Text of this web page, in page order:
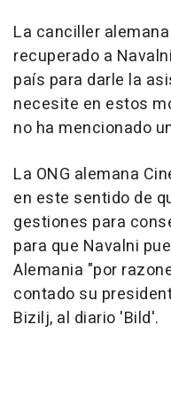
La canciller
recuperado a
país para darle la
necesite en estos
no ha mencionado
La ONG alemana
en este sentido de
gestiones para
para que Navalni
Alemania "por
contado su
Bizilj, al diario 'Bild'.